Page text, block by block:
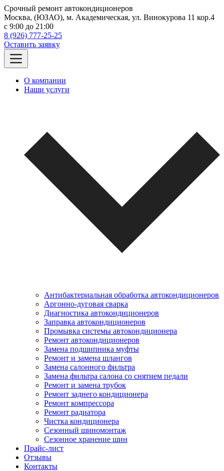
Срочный ремонт автокондиционеров
Москва, (ЮЗАО), м. Академическая, ул. Винокурова 11 кор.4
c 9:00 до 21:00
8 (926) 777-25-25
Оставить заявку
О компании
Наши услуги
Антибактериальная обработка автокондиционеров
Аргонно-дуговая сварка
Диагностика автокондиционеров
Заправка автокондиционеров
Промывка системы автокондиционера
Ремонт автокондиционеров
Замена подшипника муфты
Ремонт и замена шлангов
Замена салонного фильтра
Замена фильтра салона со снятием педали
Ремонт и замена трубок
Ремонт заднего кондиционера
Ремонт компрессора
Ремонт радиатора
Чистка кондиционера
Сезонный шиномонтаж
Сезонное хранение шин
Прайс-лист
Отзывы
Контакты